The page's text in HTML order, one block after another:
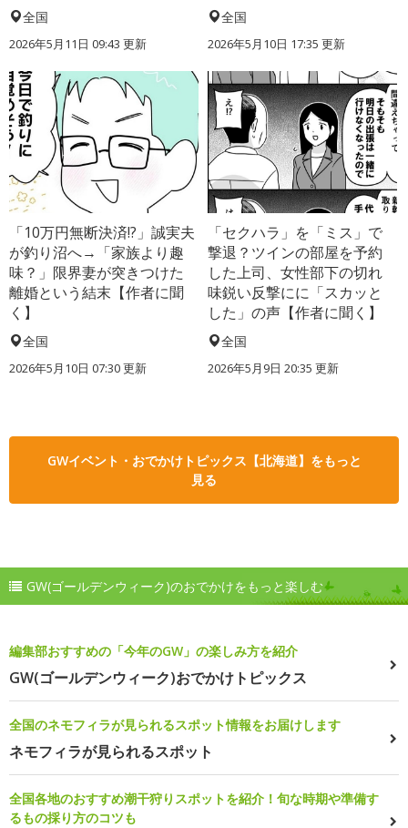
全国
2026年5月11日 09:43 更新
全国
2026年5月10日 17:35 更新
「10万円無断決済!?」誠実夫
が釣り沼へ→「家族より趣
味？」限界妻が突きつけた
離婚という結末【作者に聞
く】
全国
2026年5月10日 07:30 更新
「セクハラ」を「ミス」で
撃退？ツインの部屋を予約
した上司、女性部下の切れ
味鋭い反撃にに「スカッと
した」の声【作者に聞く】
全国
2026年5月9日 20:35 更新
GWイベント・おでかけトピックス【北海道】をもっと
見る
GW(ゴールデンウィーク)のおでかけをもっと楽しむ
編集部おすすめの「今年のGW」の楽しみ方を紹介
GW(ゴールデンウィーク)おでかけトピックス
全国のネモフィラが見られるスポット情報をお届けします
ネモフィラが見られるスポット
全国各地のおすすめ潮干狩りスポットを紹介！旬な時期や準備す
るもの採り方のコツも